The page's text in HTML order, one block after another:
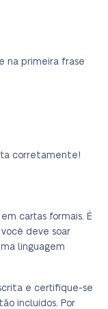
na primeira frase
corretamente!
cartas formais. É
deve soar
linguagem
e certifique-se
incluídos. Por